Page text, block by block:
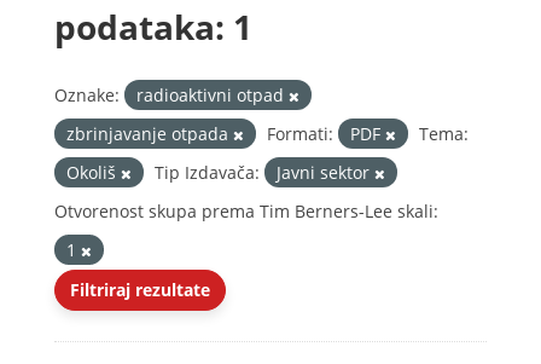
podataka: 1
Oznake:
radioaktivni otpad
zbrinjavanje otpada
Formati: PDF
Tema:
Okoliš
Tip Izdavača:
Javni sektor
Otvorenost skupa prema Tim Berners-Lee skali:
1
Filtriraj rezultate